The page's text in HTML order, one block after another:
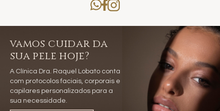
vamos cuidar da
sua pele hoje?
A Clínica Dra. Raquel Lobato conta
com protocolos faciais, corporais e
capilares personalizados para a
sua necessidade.